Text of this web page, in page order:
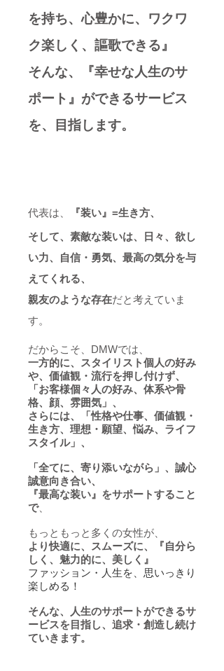
を持ち、心豊かに、ワクワ
ク楽しく、謳歌できる』
そんな、『幸せな人生のサ
ポート』ができるサービス
を、目指します。
代表は、
『装い』=生き方、
そして、 素敵な装いは、日々、 欲し
い力、自信・勇気、最高の気分を与
えてくれる、
親友のような存在だと考えていま
す。
だからこそ、DMWでは、
一方的に、スタイリスト個人の好み
や、価値観・ 流行を押し付けず、
「お客様個々人の好み、体系や骨
格、顔、雰囲気」、
さらには、「性格や仕事、価値観・
生き方、理想・願望、悩み、ライフ
スタイル」、
「全てに、寄り添いながら」、誠心
誠意向き合い、
『最高な装い』をサポートすること
で、
もっともっと多くの女性が、​
より快適に、スムーズに、
『自分ら
しく、魅力的に、美しく』
ファッション・人生を、思いっきり
楽しめる！
そんな、人生のサポートができるサ
ービスを目指し、追求・創造し続け
ていきます。